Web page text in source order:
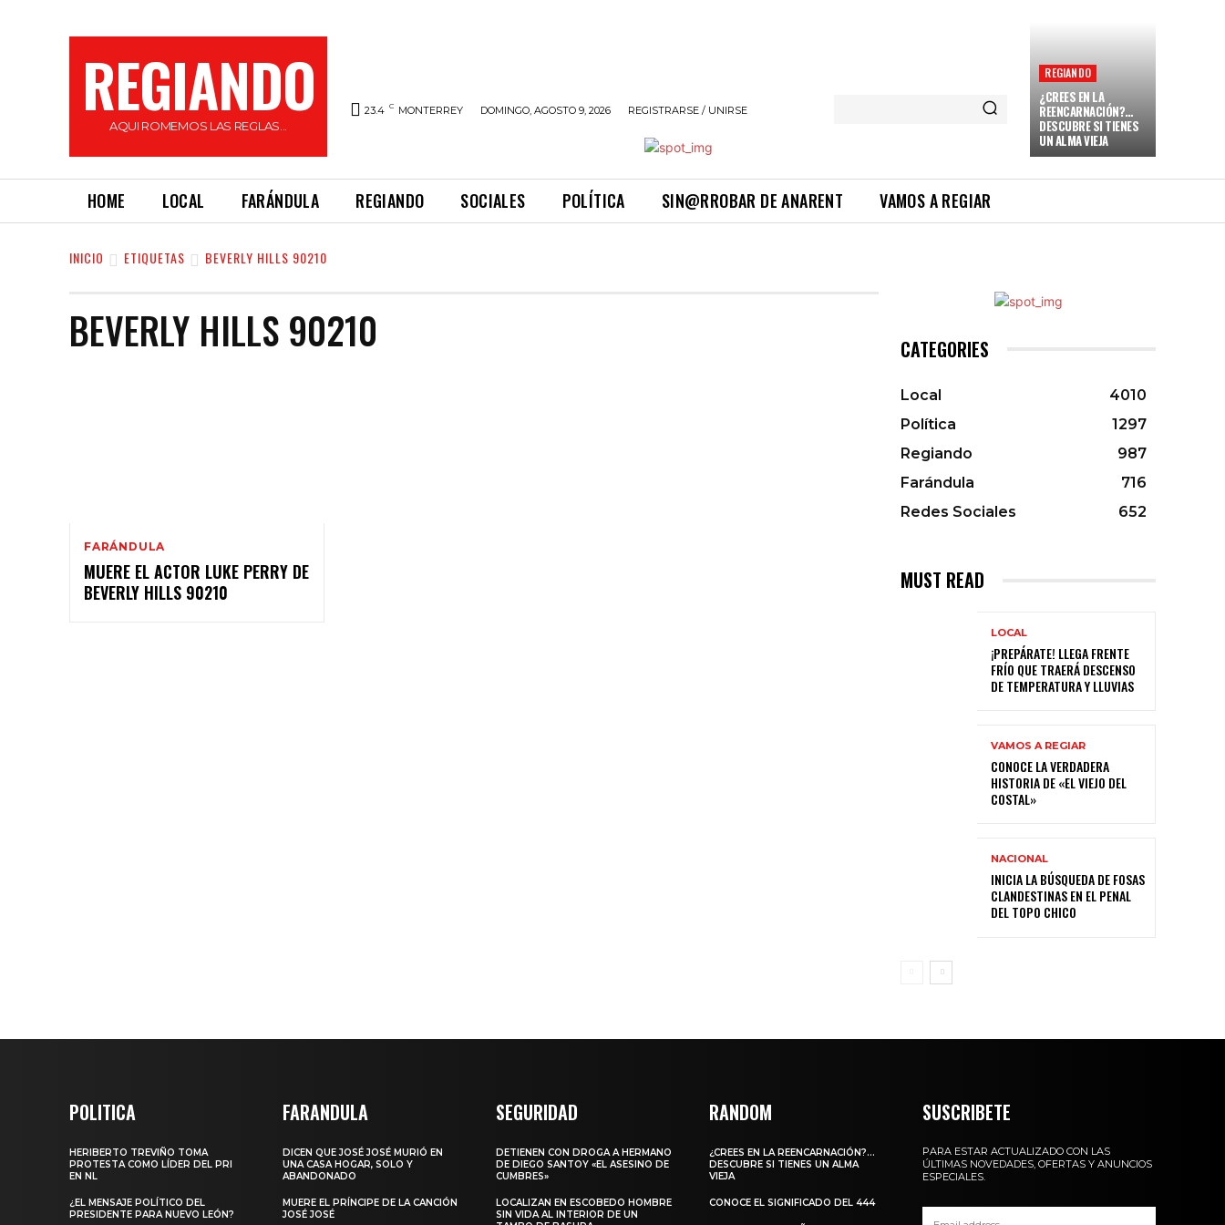
REGIANDO
AQUI ROMEMOS LAS REGLAS...
23.4 C MONTERREY DOMINGO, AGOSTO 9, 2026 REGISTRARSE / UNIRSE
REGIANDO
¿CREES EN LA
REENCARNACIÓN?…
DESCUBRE SI TIENES
UN ALMA VIEJA
HOME LOCAL FARÁNDULA REGIANDO SOCIALES POLÍTICA SIN@RROBAR DE ANARENT VAMOS A REGIAR
INICIO ETIQUETAS BEVERLY HILLS 90210
BEVERLY HILLS 90210
FARÁNDULA
MUERE EL ACTOR LUKE PERRY DE
BEVERLY HILLS 90210
CATEGORIES
Local
4010
Política
1297
Regiando
987
Farándula
716
Redes Sociales
652
MUST READ
LOCAL
¡PREPÁRATE! LLEGA FRENTE
FRÍO QUE TRAERÁ DESCENSO
DE TEMPERATURA Y LLUVIAS
VAMOS A REGIAR
CONOCE LA VERDADERA
HISTORIA DE «EL VIEJO DEL
COSTAL»
NACIONAL
INICIA LA BÚSQUEDA DE FOSAS
CLANDESTINAS EN EL PENAL
DEL TOPO CHICO
POLITICA
HERIBERTO TREVIÑO TOMA
PROTESTA COMO LÍDER DEL PRI
EN NL
¿EL MENSAJE POLÍTICO DEL
PRESIDENTE PARA NUEVO LEÓN?
FARANDULA
DICEN QUE JOSÉ JOSÉ MURIÓ EN
UNA CASA HOGAR, SOLO Y
ABANDONADO
MUERE EL PRÍNCIPE DE LA CANCIÓN
JOSÉ JOSÉ
SEGURIDAD
DETIENEN CON DROGA A HERMANO
DE DIEGO SANTOY «EL ASESINO DE
CUMBRES»
LOCALIZAN EN ESCOBEDO HOMBRE
SIN VIDA AL INTERIOR DE UN
RANDOM
¿CREES EN LA REENCARNACIÓN?…
DESCUBRE SI TIENES UN ALMA
VIEJA
CONOCE EL SIGNIFICADO DEL 444
SUSCRIBETE
PARA ESTAR ACTUALIZADO CON LAS
ÚLTIMAS NOVEDADES, OFERTAS Y ANUNCIOS
ESPECIALES.